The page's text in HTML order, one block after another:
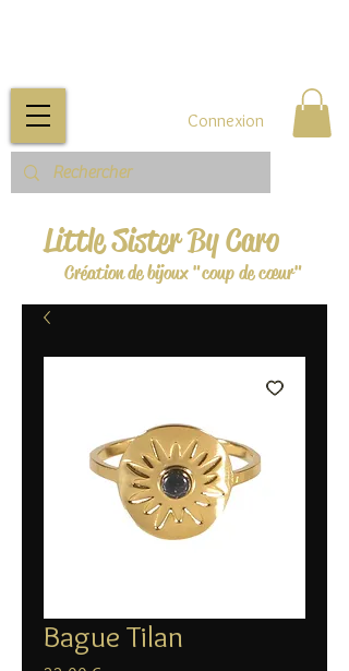
Little Sister By Caro
Création de bijoux "coup de cœur"
Connexion
Bague Tilan